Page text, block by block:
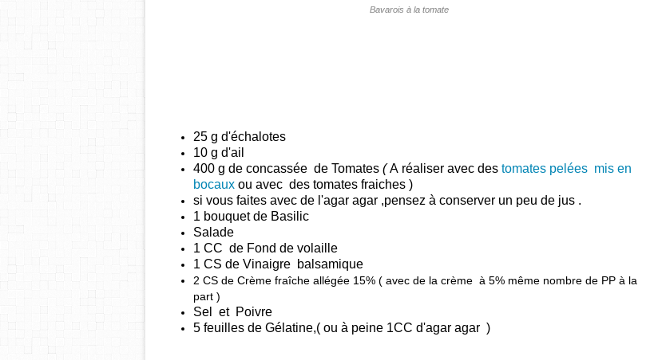
Bavarois à la tomate
25 g d'échalotes
10 g d'ail
400 g de concassée de Tomates (A réaliser avec des tomates pelées mis en
bocaux ou avec des tomates fraiches )
si vous faites avec de l'agar agar ,pensez à conserver un peu de jus .
1 bouquet de Basilic
Salade
1 CC de Fond de volaille
1 CS de Vinaigre balsamique
2 CS de Crème fraîche allégée 15% ( avec de la crème à 5% même nombre de PP à la
part )
Sel et Poivre
5 feuilles de Gélatine,( ou à peine 1CC d'agar agar )